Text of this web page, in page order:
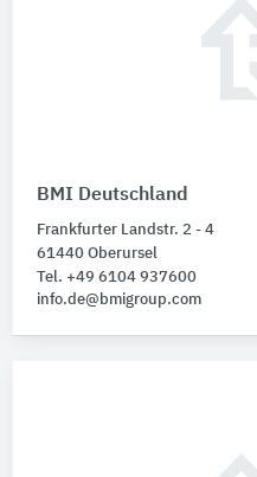
BMI Deutschland
Frankfurter Landstr. 2 - 4
61440 Oberursel
Tel. +49 6104 937600
info.de@bmigroup.com